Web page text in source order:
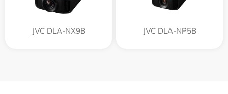
JVC DLA-NX9B JVC DLA-NP5B